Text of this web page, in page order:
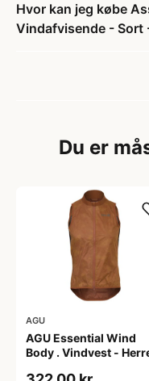
Hvor kan jeg købe
Vindafvisende - Sort
Du er
AGU
AGU Essential Wind
Body . Vindvest -